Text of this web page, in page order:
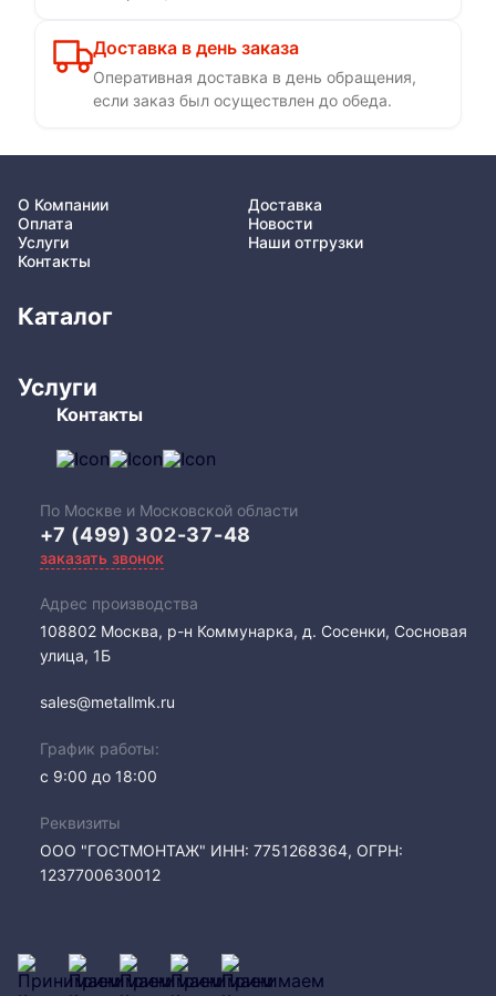
Доставка в день заказа
Оперативная доставка в день обращения,
если заказ был осуществлен до обеда.
О Компании
Доставка
Оплата
Новости
Услуги
Наши отгрузки
Контакты
Каталог
Услуги
Контакты
По Москве и Московской области
+7 (499) 302-37-48
заказать звонок
Адрес производства
108802​ Москва, р-н Коммунарка, д. Сосенки, Сосновая
улица, 1Б
sales@metallmk.ru
График работы:
с 9:00 до 18:00
Реквизиты
ООО "ГОСТМОНТАЖ" ИНН: 7751268364, ОГРН:
1237700630012